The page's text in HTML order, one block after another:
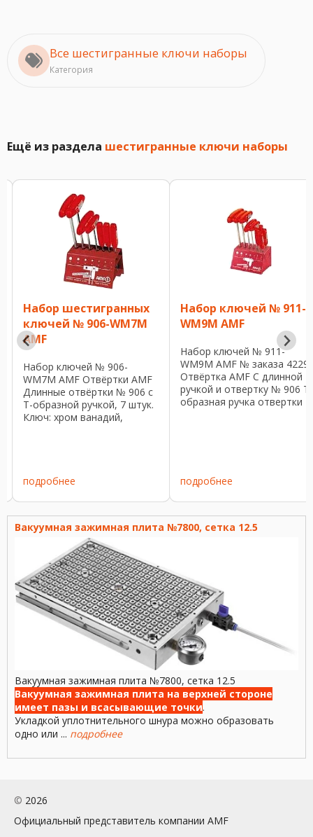
Все шестигранные ключи наборы
Категория
Ещё из раздела шестигранные ключи наборы
Набор шестигранных
ключей № 906-WM7M
AMF
Набор ключей № 906-
WM7M AMF Отвёртки AMF
Длинные отвёртки № 906 с
Т-образной ручкой, 7 штук.
Ключ: хром ванадий,
металлический, с
заказа SW x ...
подробнее
Набор ключей № 911-
WM9M AMF
Набор ключей № 911-
WM9M AMF № заказа
Отвёртка AMF C длинной
ручкой и отвертку № 906 Т-
образная ручка отвертки
красный цвет. Стенд с ...
подробнее
Вакуумная зажимная плита №7800, сетка 12.5
Вакуумная зажимная плита №7800, сетка 12.5
Вакуумная зажимная плита на верхней стороне
имеет пазы и всасывающие точки.
Укладкой уплотнительного шнура можно образовать
одно или ... подробнее
© 2026
Официальный представитель компании AMF